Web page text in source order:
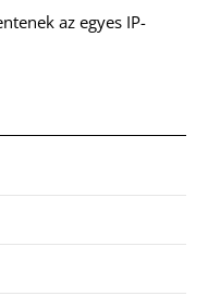
az egyes IP-